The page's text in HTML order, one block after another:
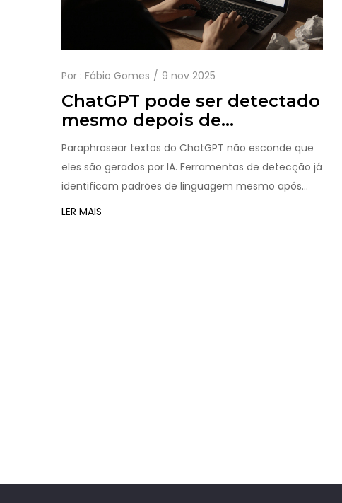
Por : Fábio Gomes 9 nov 2025
ChatGPT pode ser detectado
mesmo depois de
parafrasear?
Paraphrasear textos do ChatGPT não esconde que
eles são gerados por IA. Ferramentas de detecção já
identificam padrões de linguagem mesmo após
reescrita. Saiba como usar a IA de forma ética e
LER MAIS